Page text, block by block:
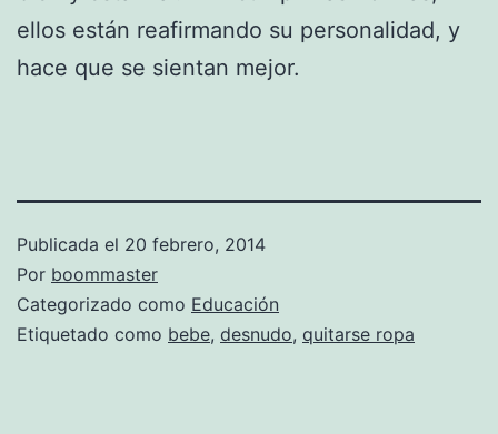
ellos están reafirmando su personalidad, y
hace que se sientan mejor.
Publicada el 20 febrero, 2014
Por boommaster
Categorizado como Educación
Etiquetado como bebe, desnudo, quitarse ropa